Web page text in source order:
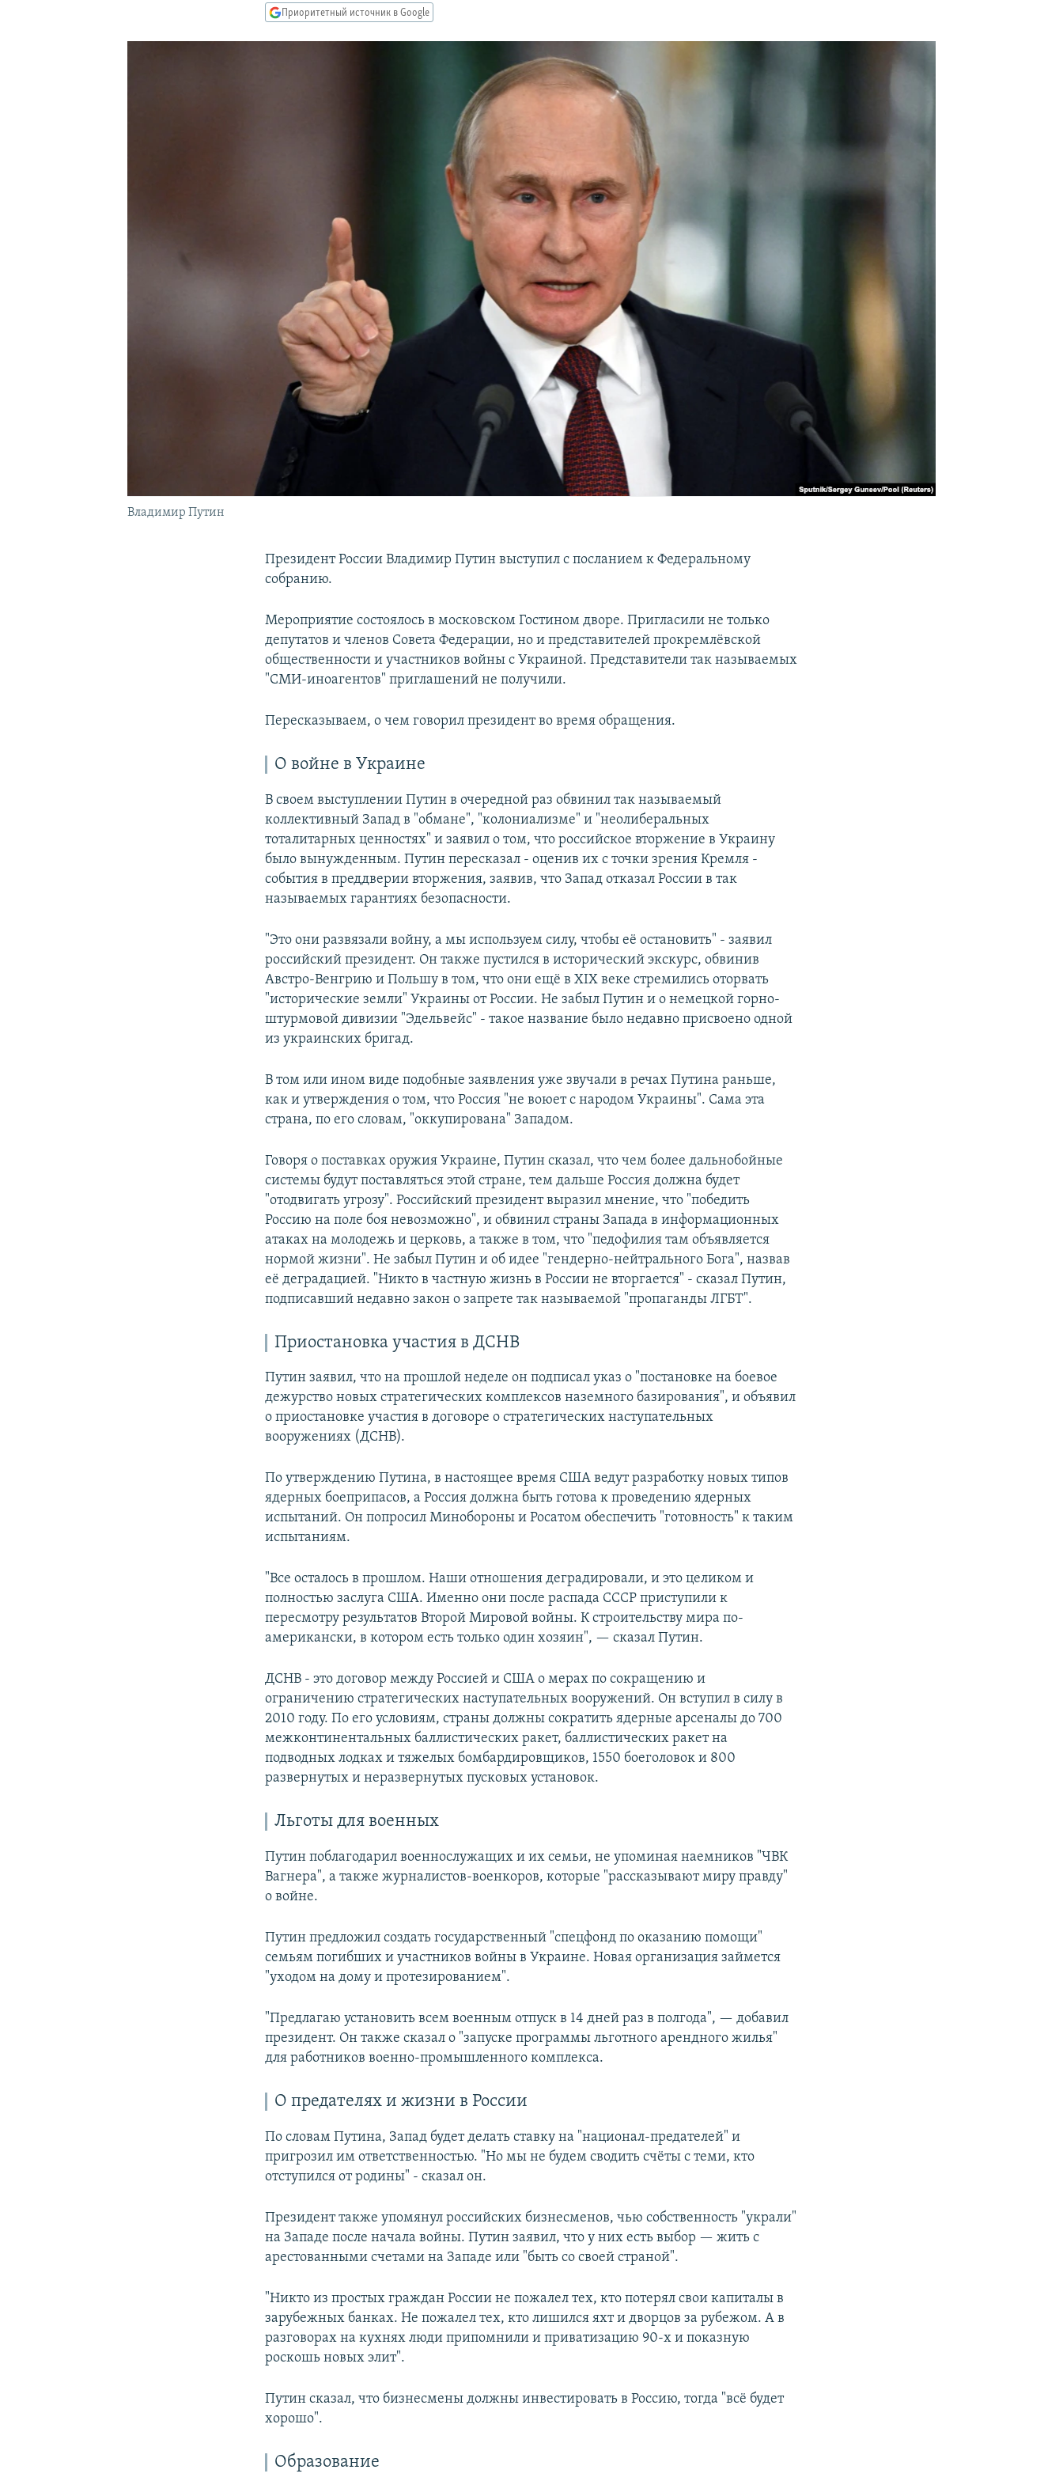
Приоритетный источник в Google
Владимир Путин
Президент России Владимир Путин выступил с посланием к Федеральному
собранию.
Мероприятие состоялось в московском Гостином дворе. Пригласили не только
депутатов и членов Совета Федерации, но и представителей прокремлёвской
общественности и участников войны с Украиной. Представители так называемых
"СМИ-иноагентов" приглашений не получили.
Пересказываем, о чем говорил президент во время обращения.
О войне в Украине
В своем выступлении Путин в очередной раз обвинил так называемый
коллективный Запад в "обмане", "колониализме" и "неолиберальных
тоталитарных ценностях" и заявил о том, что российское вторжение в Украину
было вынужденным. Путин пересказал - оценив их с точки зрения Кремля -
события в преддверии вторжения, заявив, что Запад отказал России в так
называемых гарантиях безопасности.
"Это они развязали войну, а мы используем силу, чтобы её остановить" - заявил
российский президент. Он также пустился в исторический экскурс, обвинив
Австро-Венгрию и Польшу в том, что они ещё в XIX веке стремились оторвать
"исторические земли" Украины от России. Не забыл Путин и о немецкой горно-
штурмовой дивизии "Эдельвейс" - такое название было недавно присвоено одной
из украинских бригад.
В том или ином виде подобные заявления уже звучали в речах Путина раньше,
как и утверждения о том, что Россия "не воюет с народом Украины". Сама эта
страна, по его словам, "оккупирована" Западом.
Говоря о поставках оружия Украине, Путин сказал, что чем более дальнобойные
системы будут поставляться этой стране, тем дальше Россия должна будет
"отодвигать угрозу". Российский президент выразил мнение, что "победить
Россию на поле боя невозможно", и обвинил страны Запада в информационных
атаках на молодежь и церковь, а также в том, что "педофилия там объявляется
нормой жизни". Не забыл Путин и об идее "гендерно-нейтрального Бога", назвав
её деградацией. "Никто в частную жизнь в России не вторгается" - сказал Путин,
подписавший недавно закон о запрете так называемой "пропаганды ЛГБТ".
Приостановка участия в ДСНВ
Путин заявил, что на прошлой неделе он подписал указ о "постановке на боевое
дежурство новых стратегических комплексов наземного базирования", и объявил
о приостановке участия в договоре о стратегических наступательных
вооружениях (ДСНВ).
По утверждению Путина, в настоящее время США ведут разработку новых типов
ядерных боеприпасов, а Россия должна быть готова к проведению ядерных
испытаний. Он попросил Минобороны и Росатом обеспечить "готовность" к таким
испытаниям.
"Все осталось в прошлом. Наши отношения деградировали, и это целиком и
полностью заслуга США. Именно они после распада СССР приступили к
пересмотру результатов Второй Мировой войны. К строительству мира по-
американски, в котором есть только один хозяин", — сказал Путин.
ДСНВ - это договор между Россией и США о мерах по сокращению и
ограничению стратегических наступательных вооружений. Он вступил в силу в
2010 году. По его условиям, страны должны сократить ядерные арсеналы до 700
межконтинентальных баллистических ракет, баллистических ракет на
подводных лодках и тяжелых бомбардировщиков, 1550 боеголовок и 800
развернутых и неразвернутых пусковых установок.
Льготы для военных
Путин поблагодарил военнослужащих и их семьи, не упоминая наемников "ЧВК
Вагнера", а также журналистов-военкоров, которые "рассказывают миру правду"
о войне.
Путин предложил создать государственный "спецфонд по оказанию помощи"
семьям погибших и участников войны в Украине. Новая организация займется
"уходом на дому и протезированием".
"Предлагаю установить всем военным отпуск в 14 дней раз в полгода", — добавил
президент. Он также сказал о "запуске программы льготного арендного жилья"
для работников военно-промышленного комплекса.
О предателях и жизни в России
По словам Путина, Запад будет делать ставку на "национал-предателей" и
пригрозил им ответственностью. "Но мы не будем сводить счёты с теми, кто
отступился от родины" - сказал он.
Президент также упомянул российских бизнесменов, чью собственность "украли"
на Западе после начала войны. Путин заявил, что у них есть выбор — жить с
арестованными счетами на Западе или "быть со своей страной".
"Никто из простых граждан России не пожалел тех, кто потерял свои капиталы в
зарубежных банках. Не пожалел тех, кто лишился яхт и дворцов за рубежом. А в
разговорах на кухнях люди припомнили и приватизацию 90-х и показную
роскошь новых элит".
Путин сказал, что бизнесмены должны инвестировать в Россию, тогда "всё будет
хорошо".
Образование